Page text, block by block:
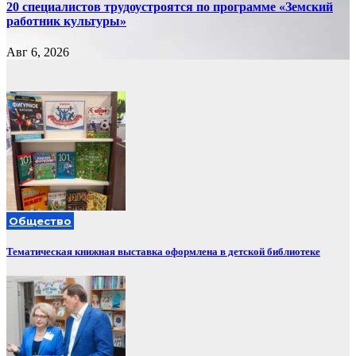
20 специалистов трудоустроятся по программе «Земский
работник культуры»
Авг 6, 2026
Общество
Тематическая книжная выставка оформлена в детской библиотеке